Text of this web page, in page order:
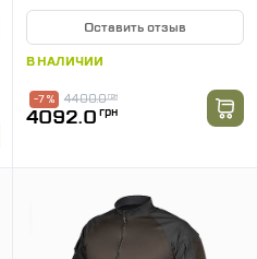
Оставить отзыв
В НАЛИЧИИ
4400.0грн
-7 %
4092.0 грн